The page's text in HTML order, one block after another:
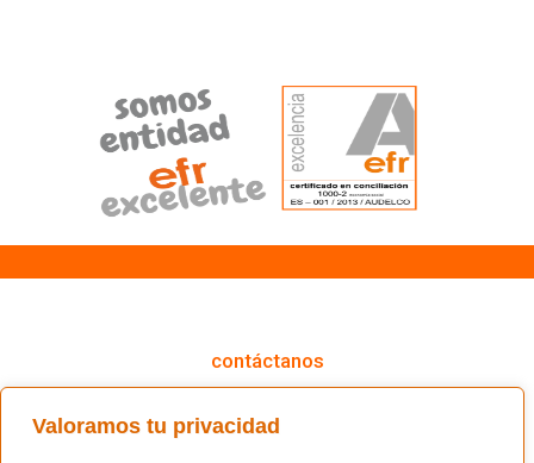
Valoramos tu privacidad
contáctanos
(+34) 91 766 98 56 / fundacion@masfamilia.org